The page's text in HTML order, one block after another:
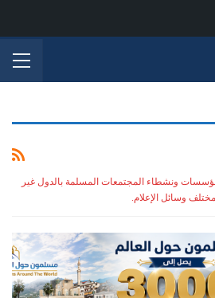
ونشطاء المجتمعات المسلمة بالدول غير
وسائل الإعلام.